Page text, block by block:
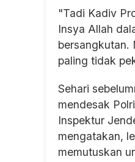
"Tadi Kadiv
Insya Allah
bersangkutan.
paling tidak
Sehari
mendesak
Inspektur
mengatakan,
memutuskan